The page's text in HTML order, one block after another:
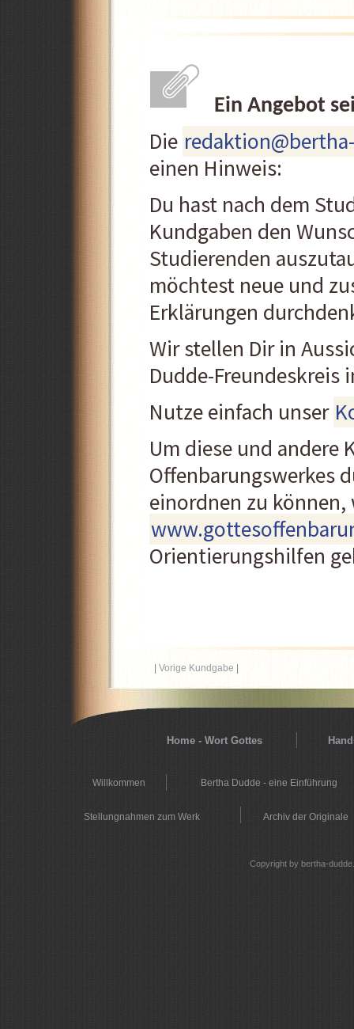
Ein Angebot
Die
einen Hinweis:
Du hast nach dem
Kundgaben den
Studierenden
möchtest neue und
Erklärungen
Wir stellen Dir in
Dudde-
Nutze einfach unser
Um diese und andere
Offenbarungswerkes
einordnen zu können,
Orientierungshilfen
Vorige Kundgabe
Home - Wort Gottes
Willkommen Bertha Dudde - eine Einführung
Stellungnahmen zum Werk Archiv der Originale
Copyright by bertha-